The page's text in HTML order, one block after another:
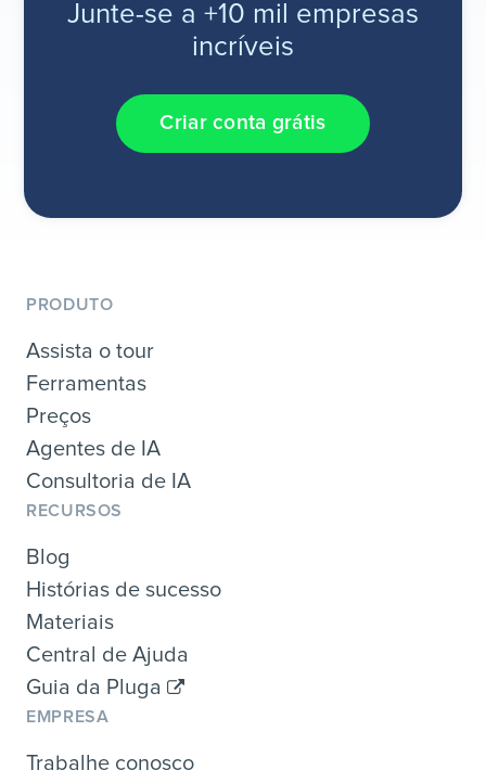
Junte-se a +10 mil empresas
incríveis
Criar conta grátis
PRODUTO
Assista o tour
Ferramentas
Preços
Agentes de IA
Consultoria de IA
RECURSOS
Blog
Histórias de sucesso
Materiais
Central de Ajuda
Guia da Pluga
EMPRESA
Trabalhe conosco